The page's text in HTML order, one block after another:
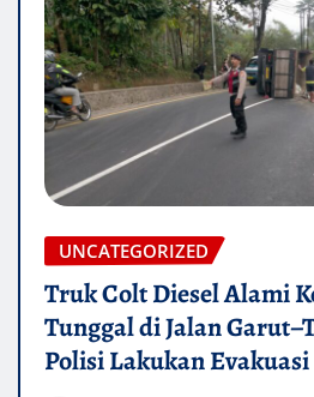
UNCATEGORIZED
Truk Colt Diesel Alami
Tunggal di Jalan
Polisi Lakukan Evakuasi